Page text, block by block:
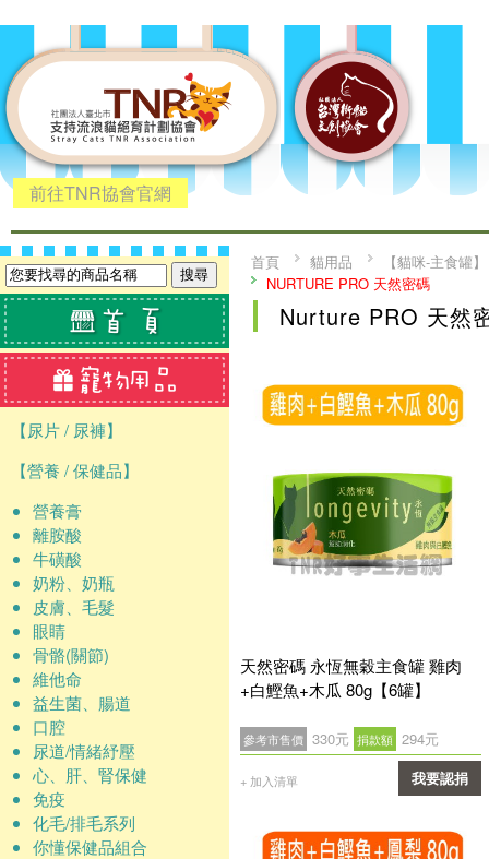
前往TNR協會官網
【尿片 / 尿褲】
【營養 / 保健品】
營養膏
離胺酸
牛磺酸
奶粉、奶瓶
皮膚、毛髮
眼睛
骨骼(關節)
維他命
益生菌、腸道
口腔
尿道/情緒紓壓
心、肝、腎保健
免疫
化毛/排毛系列
你懂保健品組合
首頁 貓用品
【貓咪-主食罐】
NURTURE PRO 天然密碼
Nurture PRO 天然
天然密碼 永恆無穀主食罐 雞肉
+白鰹魚+木瓜 80g【6罐】
參考市售價 330元 捐款額 294元
+ 加入清單 我要認捐